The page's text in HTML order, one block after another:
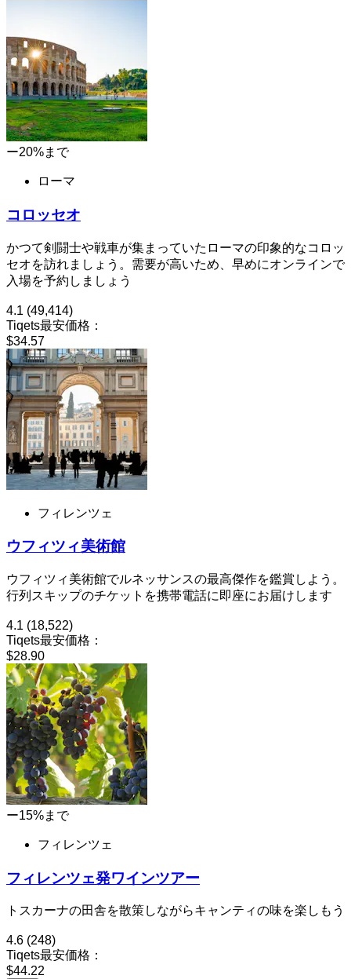
ー20%まで
ローマ
コロッセオ
かつて剣闘士や戦車が集まっていたローマの印象的なコロッ
セオを訪れましょう。需要が高いため、早めにオンラインで
入場を予約しましょう
4.1 (49,414)
Tiqets最安価格：
$34.57
フィレンツェ
ウフィツィ美術館
ウフィツィ美術館でルネッサンスの最高傑作を鑑賞しよう。
行列スキップのチケットを携帯電話に即座にお届けします
4.1 (18,522)
Tiqets最安価格：
$28.90
ー15%まで
フィレンツェ
フィレンツェ発ワインツアー
トスカーナの田舎を散策しながらキャンティの味を楽しもう
4.6 (248)
Tiqets最安価格：
$44.22